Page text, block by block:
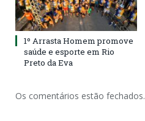
1º Arrasta Homem promove
saúde e esporte em Rio
Preto da Eva
Os comentários estão fechados.